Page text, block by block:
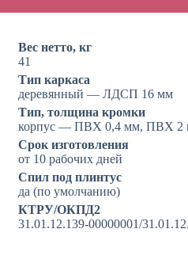
Вес нетто, кг
41
Тип каркаса
деревянный — ЛДСП 16 мм
Тип, толщина кромки
корпус — ПВХ 0,4 мм, ПВХ 2
Срок изготовления
от 10 рабочих дней
Спил под плинтус
да (по умолчанию)
КТРУ/ОКПД2
31.01.12.139-00000001/